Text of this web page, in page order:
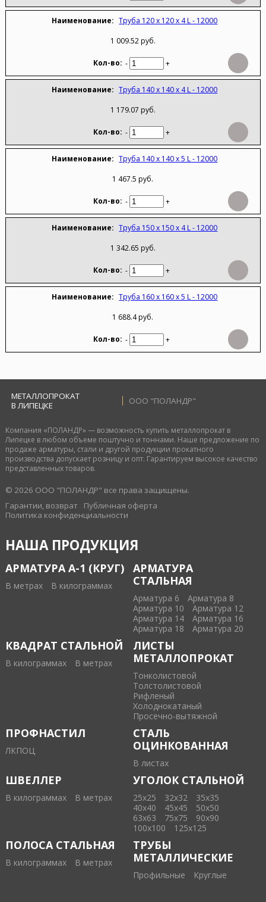
Труба 120 х 120 х 4 L - 12000
1 009.52 руб.
- +
Труба 140 х 140 х 4 L - 12000
1 179.07 руб.
- +
Труба 140 х 140 х 5 L - 12000
1 467.5 руб.
- +
Труба 150 х 150 х 4 L - 12000
1 342.65 руб.
- +
Труба 160 х 160 х 5 L - 12000
1 688.4 руб.
- +
МЕТАЛЛОПРОКАТ
В ЛИПЕЦКЕ
ООО "ПОЛАНДР"
Компания «ПОЛАНДР» — возможность купить металлопрокат в
Липецке в любом объеме поштучно и тоннами. Наше предложение по
продаже арматуры, стали и другой продукции прокатного
производства допускает розницу и опт. Гарантируем высокое качество
представленных товаров.
© 2026 ООО "ПОЛАНДР" все права защищены.
Гарантии, возврат
Публичная оферта
Политика конфиденциальности
НАША ПРОДУКЦИЯ
АРМАТУРА А-1 (КРУГ)
В метрах В килограммах
АРМАТУРА
СТАЛЬНАЯ
Арматура 6
Арматура 8
Арматура 10
Арматура 12
Арматура 14
Арматура 16
Арматура 18
Арматура 20
КВАДРАТ СТАЛЬНОЙ
В килограммах В метрах
ЛИСТЫ
МЕТАЛЛОПРОКАТ
Тонколистовой
Толстолистовой
Рифленый
Холоднокатаный
Проcечно-вытяжной
ПРОФНАСТИЛ
ЛКПОЦ
СТАЛЬ
ОЦИНКОВАННАЯ
В листах
ШВЕЛЛЕР
В килограммах В метрах
УГОЛОК СТАЛЬНОЙ
25х25 32х32
35х35
40х40
45х45
50х50
63х63
75х75
90х90
100х100
125х125
ПОЛОСА СТАЛЬНАЯ
В килограммах В метрах
ТРУБЫ
МЕТАЛЛИЧЕСКИЕ
Профильные Круглые